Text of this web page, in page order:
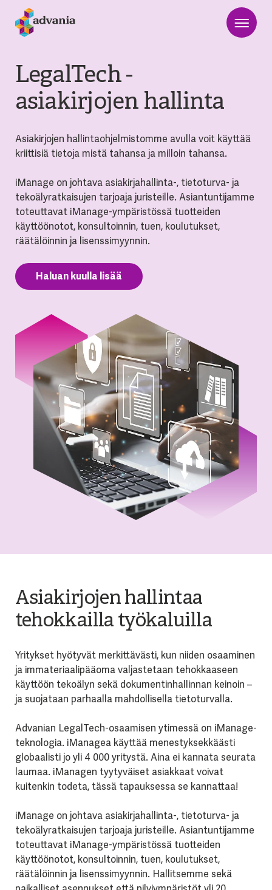
LegalTech -
asiakirjojen hallinta
Asiakirjojen hallintaohjelmistomme avulla voit käyttää
kriittisiä tietoja mistä tahansa ja milloin tahansa.
iManage on johtava asiakirjahallinta-, tietoturva- ja
tekoälyratkaisujen tarjoaja juristeille. Asiantuntijamme
toteuttavat iManage-ympäristössä tuotteiden
käyttöönotot, konsultoinnin, tuen, koulutukset,
räätälöinnin ja lisenssimyynnin.
Haluan kuulla lisää
Asiakirjojen hallintaa
tehokkailla työkaluilla
Yritykset hyötyvät merkittävästi, kun niiden osaaminen
ja immateriaalipääoma valjastetaan tehokkaaseen
käyttöön tekoälyn sekä dokumentinhallinnan keinoin –
ja suojataan parhaalla mahdollisella tietoturvalla.
Advanian LegalTech-osaamisen ytimessä on iManage-
teknologia. iManagea käyttää menestyksekkäästi
globaalisti jo yli 4 000 yritystä. Aina ei kannata seurata
laumaa. iManagen tyytyväiset asiakkaat voivat
kuitenkin todeta, tässä tapauksessa se kannattaa!
iManage on johtava asiakirjahallinta-, tietoturva- ja
tekoälyratkaisujen tarjoaja juristeille. Asiantuntijamme
toteuttavat iManage-ympäristössä tuotteiden
käyttöönotot, konsultoinnin, tuen, koulutukset,
räätälöinnin ja lisenssimyynnin. Hallitsemme sekä